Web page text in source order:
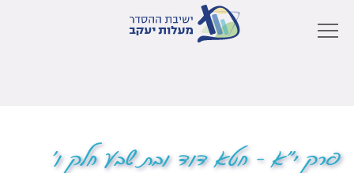
פרק י"א – חטא דוד ובת שבע חלק ו'